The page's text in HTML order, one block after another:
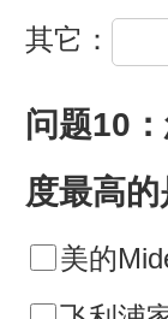
其它：
问题10
度最高的
美的